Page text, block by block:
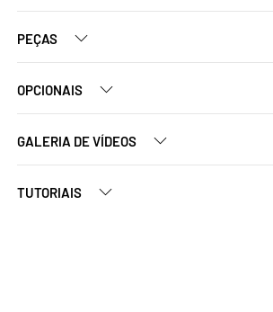
PEÇAS
OPCIONAIS
GALERIA DE VÍDEOS
TUTORIAIS